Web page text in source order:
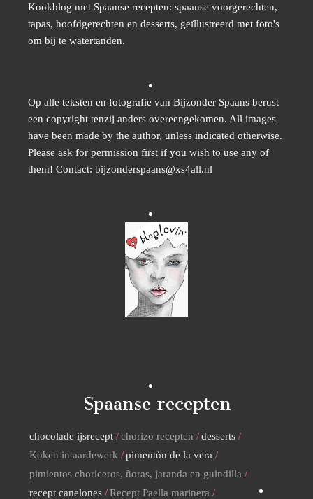
Kookblog met Spaanse recepten: spaanse voorgerechten,
tapas, hoofdgerechten en desserts, geïllustreerd met foto's
om bij te watertanden.
Op alle teksten en fotografie van Bijzonder Spaans berust
een copyright tenzij anders overeengekomen. All images
have been made by the author, unless indicated otherwise.
Please ask for permission first if you wish to use any of
them! Contact: bijzonderspaans@xs4all.nl
Spaanse recepten
chocolade ijsrecept chorizo recepten
desserts
Koken in aardewerk
pimentón de la vera
pimientos choriceros, ñoras, jaranda en guindilla
recept canelones
Recept Paella marinera